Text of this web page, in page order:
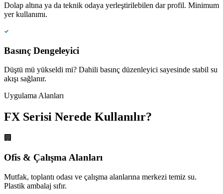
Dolap altına ya da teknik odaya yerleştirilebilen dar profil. Minimum
yer kullanımı.
Basınç Dengeleyici
Düştü mü yükseldi mi? Dahili basınç düzenleyici sayesinde stabil su
akışı sağlanır.
Uygulama Alanları
FX Serisi Nerede Kullanılır?
🏢
Ofis & Çalışma Alanları
Mutfak, toplantı odası ve çalışma alanlarına merkezi temiz su.
Plastik ambalaj sıfır.